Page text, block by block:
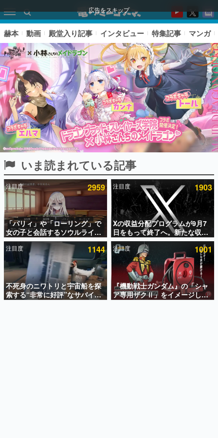
広告をスキップ
ピックアップ
電ファミのいま読まれている記事ランキング
アプリセール情報
インタビュー
連載・特集一覧
殿堂入り記事
SNS拡散数が数千以上！ ページビュー数万以上！ などな
ど。多くの人々に読まれた、電ファミ渾身の“殿堂入り”記
事をまとめました。
赫本 動画 殿堂入り記事 インタビュー 特集記事 マンガ
いま読まれている記事
注目度 2959
「パリィ」や「ローリング」で
女の子と会話するソウルライク
恋愛ゲーム『小早川さんはソウ
ルライク』無料公開。返事に失
敗すると「YOU DIED」
注目度 1903
Xの収益分配プログラムが9月7
日をもって終了へ。新たな収益
化制度「Original Content
Rewards Program」を発表
注目度 1144
不死身のニワトリと宇宙船を探
索する“非常に好評”なサバイバ
ルゲーム『Breathedge』が無
注目度 1001
『機動戦士ガンダム』の「シャ
ア専用ザクⅡ」をイメージした
散水ホースリールが予約開始。